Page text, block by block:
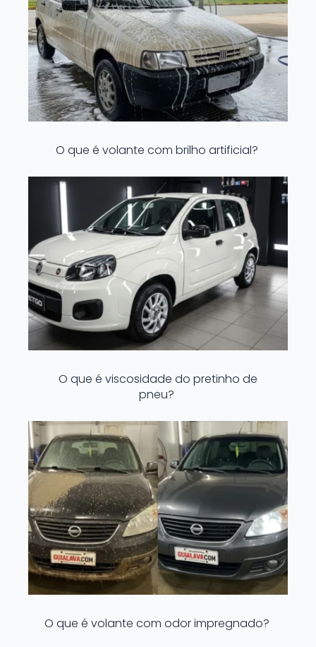
O que é volante com brilho artificial?
O que é viscosidade do pretinho de
pneu?
O que é volante com odor impregnado?